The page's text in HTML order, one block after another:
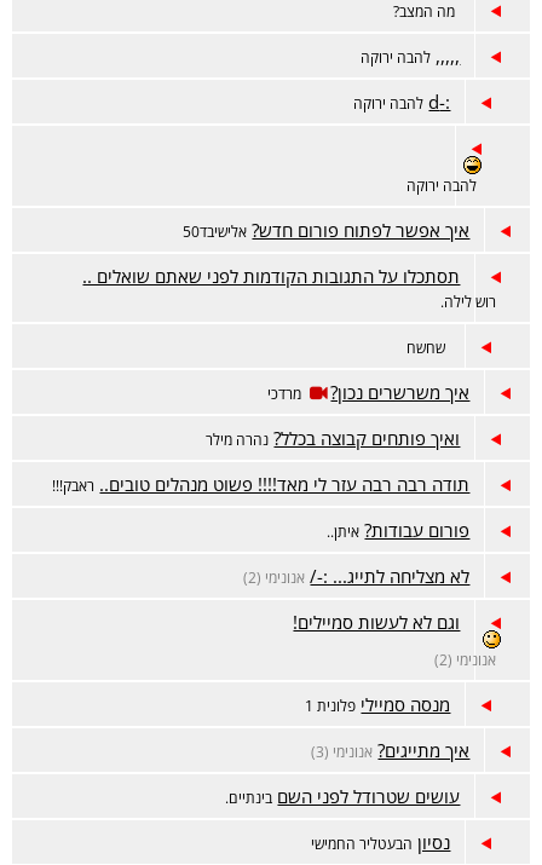
מה המצב?
,,,,, להבה ירוקה
:-d להבה ירוקה
להבה ירוקה
איך אפשר לפתוח פורום חדש? אלישיבד50
תסתכלו על התגובות הקודמות לפני שאתם שואלים ..
רוש לילה.
שחשח
איך משרשרים נכון? מרדכי
ואיך פותחים קבוצה בכלל? נהרה מילר
תודה רבה רבה עזר לי מאד!!!! פשוט מנהלים טובים.. ראבק!!!
פורום עבודות? איתן..
לא מצליחה לתייג... :-/ אנונימי (2)
וגם לא לעשות סמיילים!
אנונימי (2)
מנסה סמיילי פלונית 1
איך מתייגים? אנונימי (3)
עושים שטרודל לפני השם בינתיים.
נסיון הבעטליר החמישי